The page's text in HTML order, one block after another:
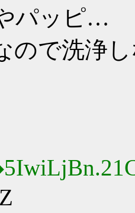
パッピ…
ので洗浄